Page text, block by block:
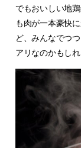
でもおいしい地
も肉が一本豪快
ど、みんなでつ
アリなのかもしれ